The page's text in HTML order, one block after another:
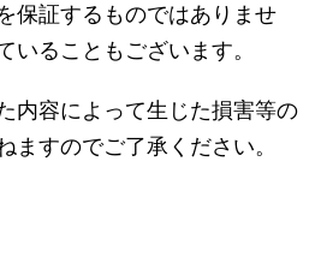
保証するものではありませ
いることもございます。
内容によって生じた損害等の
ますのでご了承ください。